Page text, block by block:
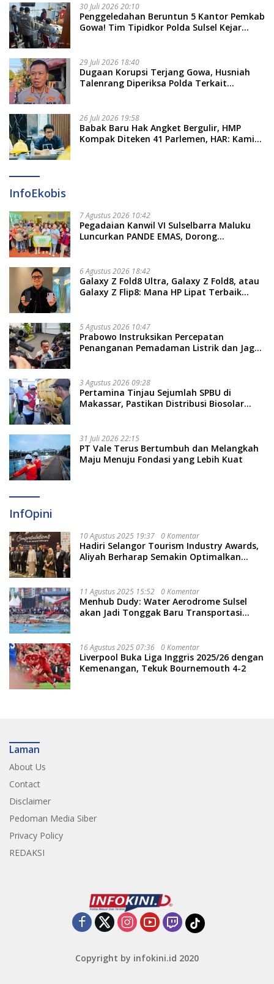
30 Juli 2026 20:10
Penggeledahan Beruntun 5 Kantor Pemkab
Gowa! Tim Tipidkor Polda Sulsel Kejar
29 Juli 2026 18:40
Dugaan Korupsi Terjang Gowa, Husniah
Talenrang Diperiksa Polda Terkait
26 Juli 2026 19:58
​Babak Baru Hak Angket Bergulir, HMP
Kompak Diteken 41 Parlemen, HAR: Kami
InfoEkobis
7 Agustus 2026 10:42
Pegadaian Kanwil VI Sulselbarra Maluku
Luncurkan PANDE EMAS, Dorong
6 Agustus 2026 18:42
Galaxy Z Fold8 Ultra, Galaxy Z Fold8, atau
Galaxy Z Flip8: Mana HP Lipat Terbaik
5 Agustus 2026 10:47
Prabowo Instruksikan Percepatan
Penanganan Pemadaman Listrik dan Jaga
3 Agustus 2026 09:28
Pertamina Tinjau Sejumlah SPBU di
Makassar, Pastikan Distribusi Biosolar
31 Juli 2026 22:15
PT Vale Terus Bertumbuh dan Melangkah
Maju Menuju Fondasi yang Lebih Kuat
InfOpini
10 Agustus 2025 19:37 0 Komentar
Hadiri Selangor Tourism Industry Awards,
Aliyah Berharap Semakin Optimalkan
11 Agustus 2025 15:52 0 Komentar
Menhub Dudy: Water Aerodrome Sulsel
akan Jadi Tonggak Baru Transportasi
16 Agustus 2025 07:36 0 Komentar
Liverpool Buka Liga Inggris 2025/26 dengan
Kemenangan, Tekuk Bournemouth 4-2
Laman
About Us
Contact
Disclaimer
Pedoman Media Siber
Privacy Policy
REDAKSI
Copyright by infokini.id 2020